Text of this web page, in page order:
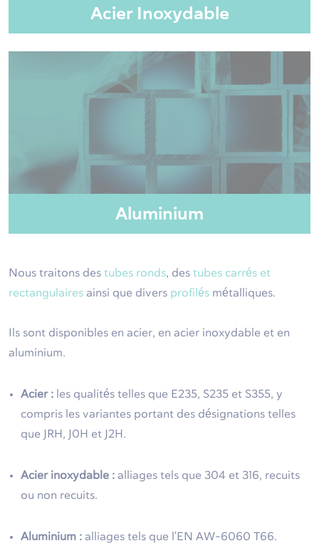
Acier Inoxydable
Aluminium
Nous traitons des tubes ronds, des tubes carrés et
rectangulaires ainsi que divers profilés métalliques.
Ils sont disponibles en acier, en acier inoxydable et en
aluminium.
Acier : les qualités telles que E235, S235 et S355, y
compris les variantes portant des désignations telles
que JRH, J0H et J2H.
Acier inoxydable : alliages tels que 304 et 316, recuits
ou non recuits.
Aluminium : alliages tels que l'EN AW-6060 T66.